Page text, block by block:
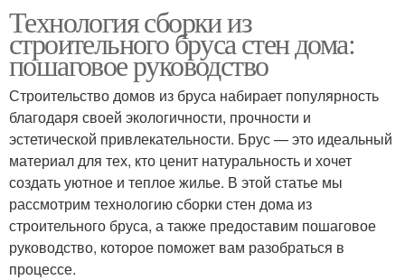
Технология сборки из
строительного бруса стен дома:
пошаговое руководство
Строительство домов из бруса набирает популярность
благодаря своей экологичности, прочности и
эстетической привлекательности. Брус — это идеальный
материал для тех, кто ценит натуральность и хочет
создать уютное и теплое жилье. В этой статье мы
рассмотрим технологию сборки стен дома из
строительного бруса, а также предоставим пошаговое
руководство, которое поможет вам разобраться в
процессе.